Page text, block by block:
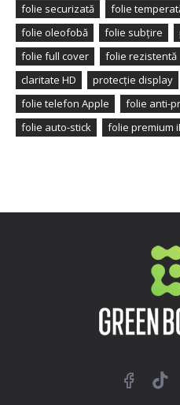
folie securizată
folie
folie oleofobă
folie subțire
folie full cover
folie rezistentă
claritate HD
protecție display
folie telefon Apple
folie anti-
folie auto-stick
folie premium